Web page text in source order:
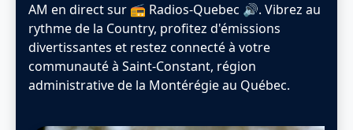
AM en direct sur 📻 Radios-Quebec 🔊. Vibrez au
rythme de la Country, profitez d'émissions
divertissantes et restez connecté à votre
communauté à Saint-Constant, région
administrative de la Montérégie au Québec.